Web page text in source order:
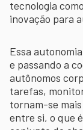
tecnologia
inovação para
Essa
e passando a
autônomos
tarefas,
tornam-se
entre si, o que